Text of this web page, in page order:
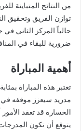
من النتائج المتباينة
توازن الفريق وتحقيق
حالياً المركز الثاني
ضرورية للبقاء في
أهمية المباراة
تعتبر هذه المباراة
مدريد سيعزز موقفه في
الخسارة قد تعقد
يتوقع أن تكون